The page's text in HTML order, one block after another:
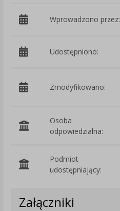
Wprowadzono przez:
Udostępniono:
Zmodyfikowano:
Osoba
odpowiedzialna:
Podmiot
udostępniający:
Załączniki